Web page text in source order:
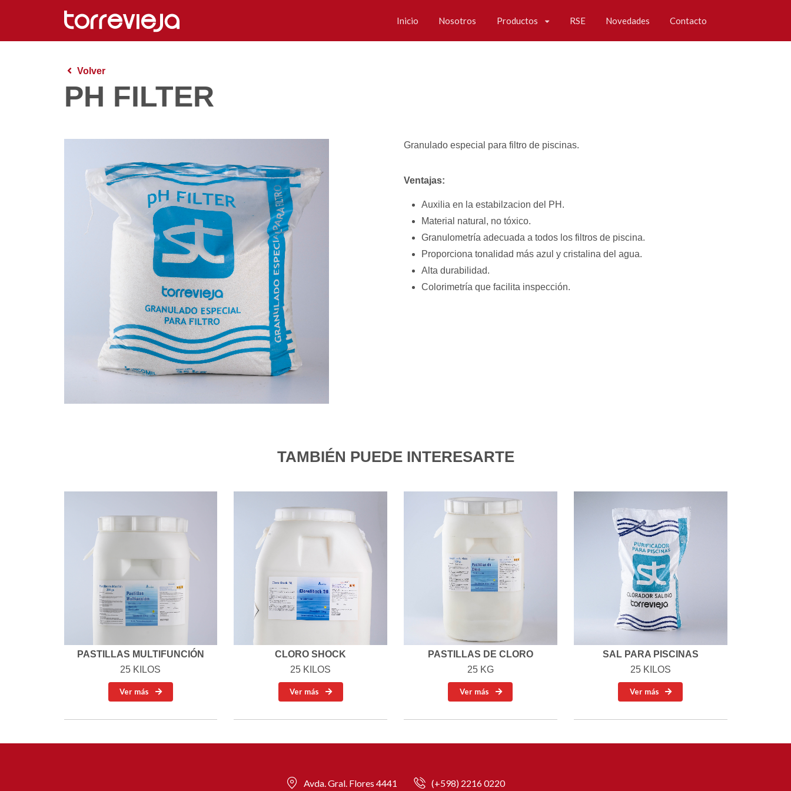
Inicio Nosotros Productos RSE Novedades Contacto
Volver
PH FILTER
Granulado especial para filtro de piscinas.
Ventajas:
Auxilia en la estabilzacion del PH.
Material natural, no tóxico.
Granulometría adecuada a todos los filtros de piscina.
Proporciona tonalidad más azul y cristalina del agua.
Alta durabilidad.
Colorimetría que facilita inspección.
TAMBIÉN PUEDE INTERESARTE
PASTILLAS MULTIFUNCIÓN
25 KILOS
Ver más
CLORO SHOCK
25 KILOS
Ver más
PASTILLAS DE CLORO
25 KG
Ver más
SAL PARA PISCINAS
25 KILOS
Ver más
Avda. Gral. Flores 4441 (+598) 2216 0220